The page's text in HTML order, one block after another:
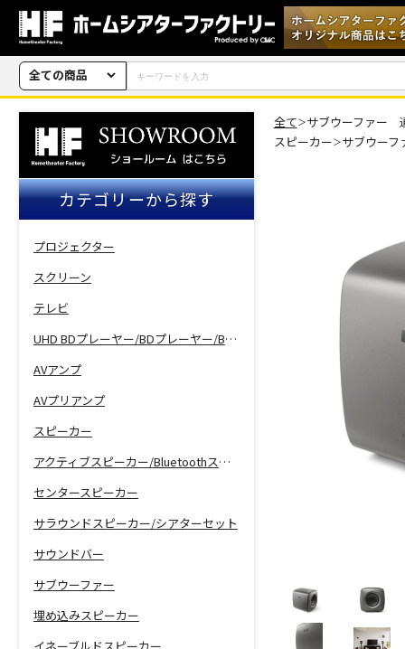
全ての商品
カテゴリーから探す
プロジェクター
スクリーン
テレビ
UHD BDプレーヤー/BDプレーヤー/BDレコーダー
AVアンプ
AVプリアンプ
スピーカー
アクティブスピーカー/Bluetoothスピーカー
センタースピーカー
サラウンドスピーカー/シアターセット
サウンドバー
サブウーファー
埋め込みスピーカー
全て＞サブウーファー
スピーカー＞サブウーフ